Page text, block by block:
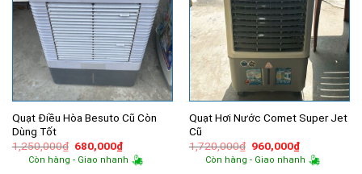
Quạt Điều Hòa Besuto Cũ Còn
Dùng Tốt
1,250,000₫ Giá
gốc
là:
680,000₫Giá
hiện
tại
Còn hàng - Giao nhanh
Quạt Hơi Nước Comet Super Jet
Cũ
1,720,000₫ Giá
gốc
là:
960,000₫Giá
hiện
tại
Còn hàng - Giao nhanh